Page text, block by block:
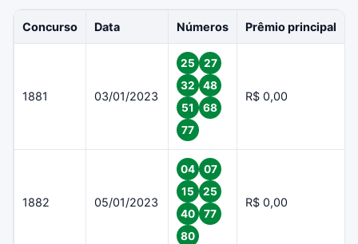
Concurso Data Números Prêmio principal
1881 03/01/2023
25
27
32
48
51
68
77
R$ 0,00
1882 05/01/2023
04
07
15
25
40
77
80
R$ 0,00